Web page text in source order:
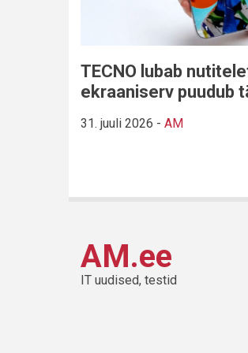
TECNO lubab
ekraaniserv puudub
31. juuli 2026 - AM
AM.ee
IT uudised, testid